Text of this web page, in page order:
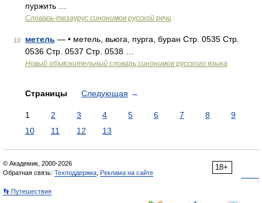
пуржить …
Словарь-тезаурус синонимов русской речи
10 метель — • метель, вьюга, пурга, буран Стр. 0535 Стр.
0536 Стр. 0537 Стр. 0538 …
Новый объяснительный словарь синонимов русского языка
Страницы Следующая →
1 2 3 4 5 6 7 8
9
10
11 12 13
18+
© Академик, 2000-2026
Обратная связь: Техподдержка Реклама на сайте
👣 Путешествия